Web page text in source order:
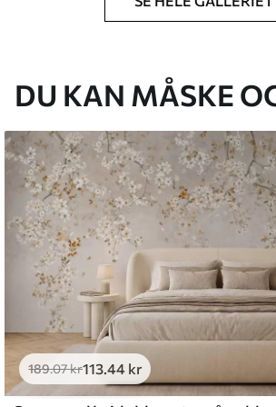
du har angivet, og skæres i identiske
.00
and Stick
.67400.00kr/m²
DU KAN MÅSKE
189.07kr113 .44 kr